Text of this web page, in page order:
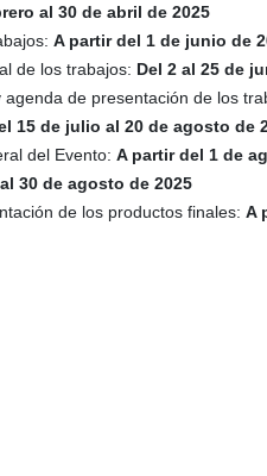
al 30 de abril de 2025
A partir del 1 de junio de
de los trabajos: Del 2 al 25 de
de presentación de los
15 de julio al 20 de agosto de
del Evento: A partir del 1 de
30 de agosto de 2025
de los productos finales: A